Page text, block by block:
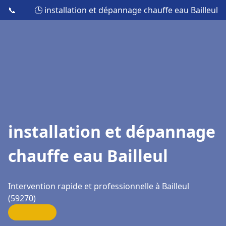
📞 🕒 installation et dépannage chauffe eau Bailleul
installation et dépannage
chauffe eau Bailleul
Intervention rapide et professionnelle à Bailleul
(59270)